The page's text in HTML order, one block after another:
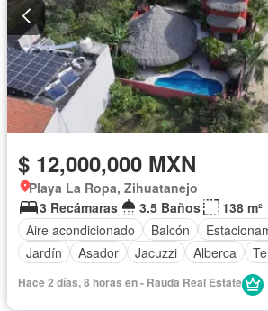
$ 12,000,000 MXN
Playa La Ropa, Zihuatanejo
3 Recámaras
3.5 Baños
138 m²
Aire acondicionado
Balcón
Jardín
Asador Jacuzzi Alberca
Hace 2 días, 8 horas en - Rauda Real Estate